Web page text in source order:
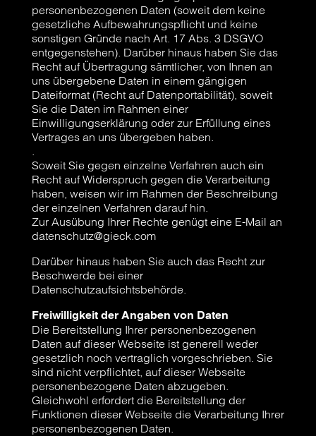
personenbezogenen Daten (soweit dem keine
gesetzliche Aufbewahrungspflicht und keine
sonstigen Gründe nach Art. 17 Abs. 3 DSGVO
entgegenstehen). Darüber hinaus haben Sie das
Recht auf Übertragung sämtlicher, von Ihnen an
uns übergebene Daten in einem gängigen
Dateiformat (Recht auf Datenportabilität), soweit
Sie die Daten im Rahmen einer
Einwilligungserklärung oder zur Erfüllung eines
Vertrages an uns übergeben haben.
.
Soweit Sie gegen einzelne Verfahren auch ein
Recht auf Widerspruch gegen die Verarbeitung
haben, weisen wir im Rahmen der Beschreibung
der einzelnen Verfahren darauf hin.
Zur Ausübung Ihrer Rechte genügt eine E-Mail an
datenschutz@gieck.com
Darüber hinaus haben Sie auch das Recht zur
Beschwerde bei einer
Datenschutzaufsichtsbehörde.
Freiwilligkeit der Angaben von Daten
Die Bereitstellung Ihrer personenbezogenen
Daten auf dieser Webseite ist generell weder
gesetzlich noch vertraglich vorgeschrieben. Sie
sind nicht verpflichtet, auf dieser Webseite
personenbezogene Daten abzugeben.
Gleichwohl erfordert die Bereitstellung der
Funktionen dieser Webseite die Verarbeitung Ihrer
personenbezogenen Daten.